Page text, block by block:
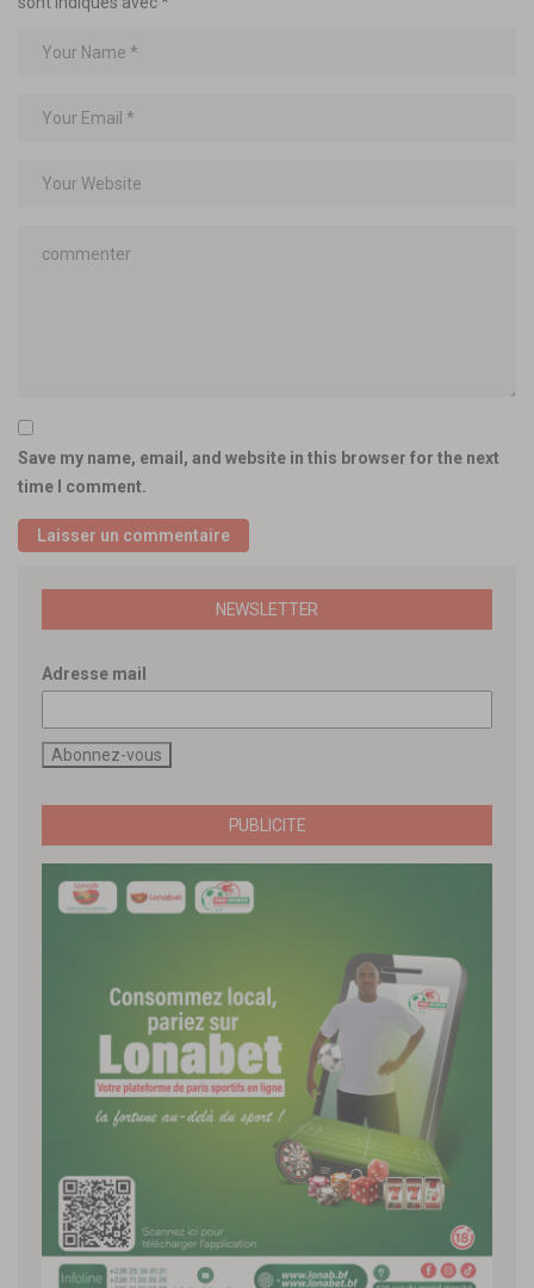
Save my name, email, and website in this browser for the next
time I comment.
NEWSLETTER
Adresse mail
PUBLICITE